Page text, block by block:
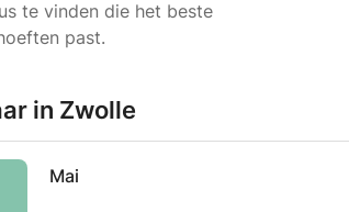
te vinden die het beste
past.
in Zwolle
Mai